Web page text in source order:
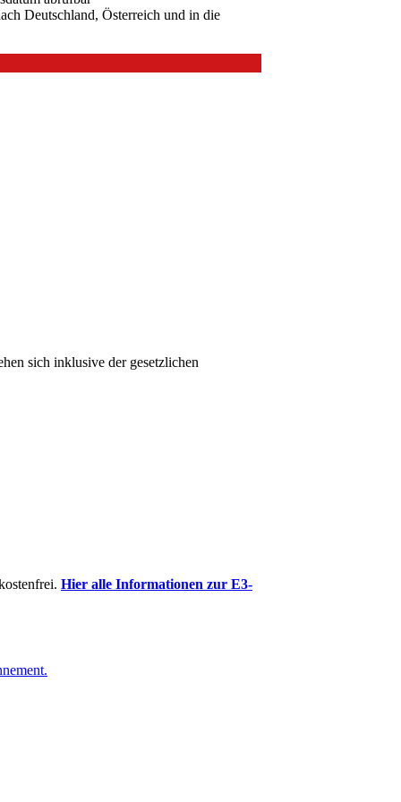
Deutschland, Österreich und in die
sich inklusive der gesetzlichen
Hier alle Informationen zur E3-